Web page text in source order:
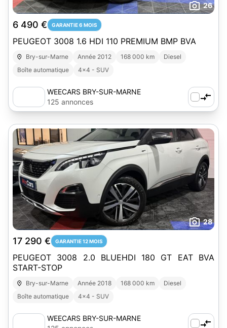
26
6 490 € GARANTIE 6 MOIS
PEUGEOT 3008 1.6 HDI 110 PREMIUM BMP BVA
Bry-sur-Marne Année 2012 168 000 km
Diesel
Boîte automatique
4x4 - SUV
WEECARS BRY-SUR-MARNE
125 annonces
28
17 290 € GARANTIE 12 MOIS
PEUGEOT 3008 2.0 BLUEHDI 180 GT EAT BVA
START-STOP
Bry-sur-Marne Année 2018 168 000 km
Diesel
Boîte automatique
4x4 - SUV
WEECARS BRY-SUR-MARNE